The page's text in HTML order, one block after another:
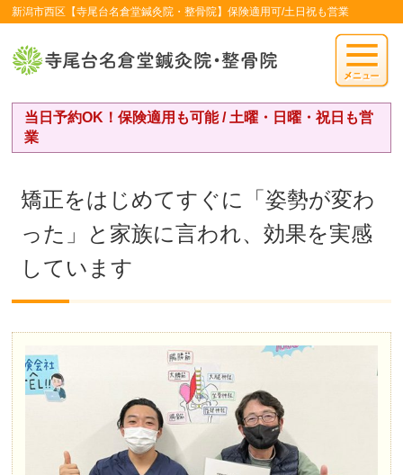
新潟市西区【寺尾台名倉堂鍼灸院・整骨院】保険適用可/土日祝も営業
当日予約OK！保険適用も可能 / 土曜・日曜・祝日も営
業
矯正をはじめてすぐに「姿勢が変わ
った」と家族に言われ、効果を実感
しています